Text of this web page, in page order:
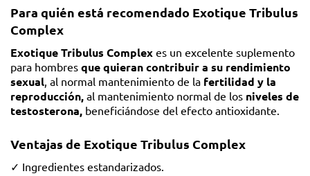
Para quién está recomendado Exotique Tribulus
Complex
Exotique Tribulus Complex es un excelente suplemento
para hombres que quieran contribuir a su rendimiento
sexual , al normal mantenimiento de la fertilidad y la
reproducción, al mantenimiento normal de los niveles de
testosterona, beneficiándose del efecto antioxidante.
Ventajas de Exotique Tribulus Complex
✓ Ingredientes estandarizados.